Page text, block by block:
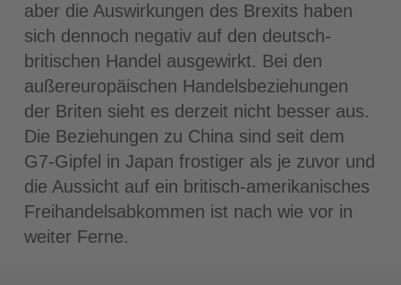
aber die Auswirkungen des Brexits haben
sich dennoch negativ auf den deutsch-
britischen Handel ausgewirkt. Bei den
außereuropäischen Handelsbeziehungen
der Briten sieht es derzeit nicht besser aus.
Die Beziehungen zu China sind seit dem
G7-Gipfel in Japan frostiger als je zuvor und
die Aussicht auf ein britisch-amerikanisches
Freihandelsab­kommen ist nach wie vor in
weiter Ferne.